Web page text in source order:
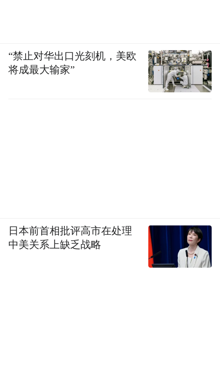
“禁止对华出口光刻机，美欧
将成最大输家”
日本前首相批评高市在处理
中美关系上缺乏战略